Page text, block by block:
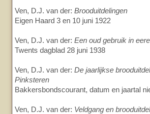
Ven, D.J. van der: Brooduitdelingen
Eigen Haard 3 en 10 juni 1922
Ven, D.J. van der: Een oud gebruik in
Twents dagblad 28 juni 1938
Ven, D.J. van der: De jaarlijkse
Pinksteren
Bakkersbondscourant, datum en jaartal
Ven, D.J. van der: Veldgang en